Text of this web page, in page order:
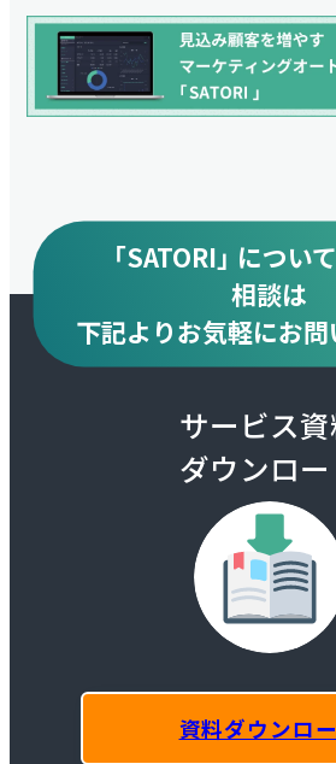
「SATORI」 につい
相談は
下記よりお気軽にお
サービス
ダウンロー
資料ダウンロ